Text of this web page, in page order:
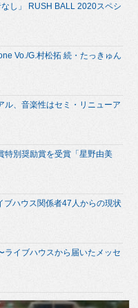
し」 RUSH BALL 2020スペシ
Vo./G.村松拓 続・たっきゅん
ル、音楽性はセミ・リニューア
特別奨励賞を受賞「星野由美
ブハウス関係者47人からの現状
ライブハウスから届いたメッセ